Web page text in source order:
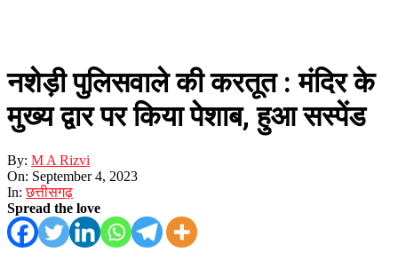
नशेड़ी पुलिसवाले की करतूत : मंदिर के
मुख्य द्वार पर किया पेशाब, हुआ सस्पेंड
By: M A Rizvi
On: September 4, 2023
In: छत्तीसगढ़
Spread the love